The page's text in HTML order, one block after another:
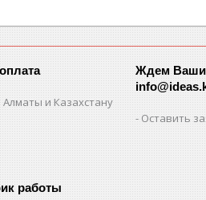
и Казахстану
Ждем Ваши
Оставить
работы